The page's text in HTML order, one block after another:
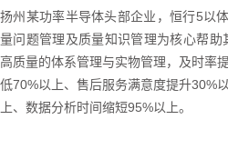
扬州某功率半导体头部企业，恒行5以体
量问题管理及质量知识管理为核心帮助
高质量的体系管理与实物管理，及时率
低70%以上、售后服务满意度提升30%
上、数据分析时间缩短95%以上。